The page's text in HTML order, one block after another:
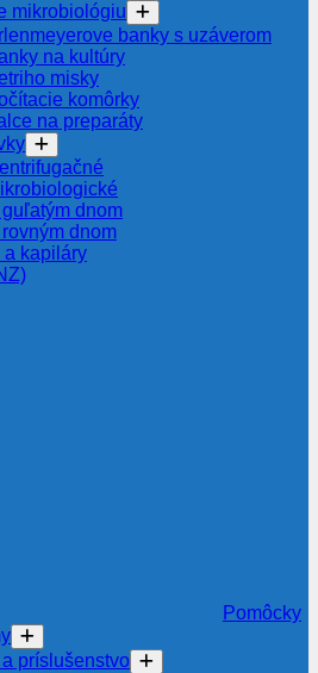
mikrobiológiu
banky s uzáverom
na kultúry
misky
komôrky
na preparáty
guľatým dnom
rovným dnom
a kapiláry
Pomôcky
príslušenstvo